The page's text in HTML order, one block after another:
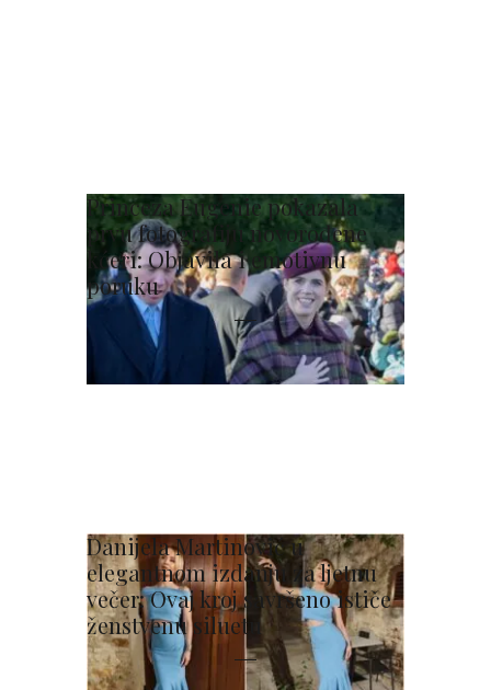
Princeza Eugenie pokazala
prvu fotografiju novorođene
kćeri: Objavila i emotivnu
poruku
Danijela Martinović u
elegantnom izdanju za ljetnu
večer: Ovaj kroj savršeno ističe
ženstvenu siluetu